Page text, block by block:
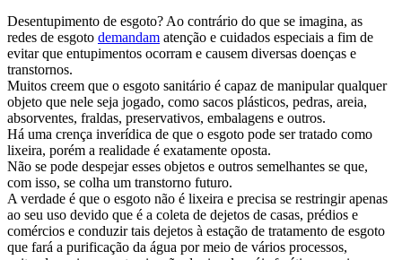
Desentupimento de esgoto? Ao contrário do que se imagina, as
redes de esgoto demandam atenção e cuidados especiais a fim de
evitar que entupimentos ocorram e causem diversas doenças e
transtornos.
Muitos creem que o esgoto sanitário é capaz de manipular qualquer
objeto que nele seja jogado, como sacos plásticos, pedras, areia,
absorventes, fraldas, preservativos, embalagens e outros.
Há uma crença inverídica de que o esgoto pode ser tratado como
lixeira, porém a realidade é exatamente oposta.
Não se pode despejar esses objetos e outros semelhantes se que,
com isso, se colha um transtorno futuro.
A verdade é que o esgoto não é lixeira e precisa se restringir apenas
ao seu uso devido que é a coleta de dejetos de casas, prédios e
comércios e conduzir tais dejetos à estação de tratamento de esgoto
que fará a purificação da água por meio de vários processos,